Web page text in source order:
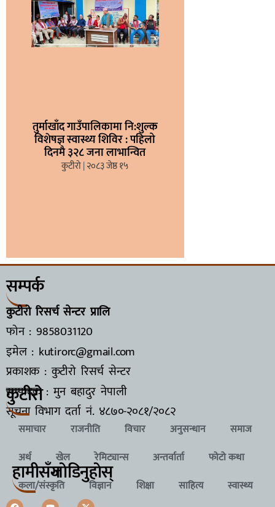
तुर्माखाँद गाउँपालिकामा नि:शुल्क
विशेषज्ञ स्वास्थ्य शिविर : पहिलो
दिनमै ३२८ जना लाभान्वित
कुटीरो २०८३ जेष्ठ १५
सम्पर्क
कुटीरो रिसर्च सेन्टर प्रालि
फोन : 9858031120
इमेल : kutirorc@gmail.com
प्रकाशक : कुटीरो रिसर्च सेन्टर
सम्पादक : मुन बहादुर नेपाली
सूचना विभाग दर्ता नं. ४८७०-२०८१/२०८२
कुटीरो
समाचार राजनीति विचार अनुसन्धान
समाज
अर्थ
खेल रेमिट्यान्स अन्तर्वार्ता
फोटो कथा
कला/संस्कृति
विज्ञान शिक्षा साहित्य स्वास्थ्य
हामीसँगजाेडिनुहाेस्